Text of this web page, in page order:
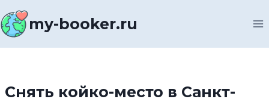
к
содержимомуmy-booker.ru
Снять койко-место в Санкт-